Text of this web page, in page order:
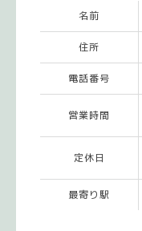
名前
住所
電話番号
営業時間
定休日
最寄り駅